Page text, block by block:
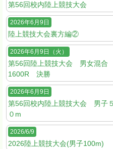
第56回校内陸上競技大会
2026年6月9日
陸上競技大会裏方編②
2026年6月9日（火）
第56回陸上競技大会 男女混合
1600R 決勝
2026年6月9日
第56回校内陸上競技大会 男子５
０m
2026/6/9
2026陸上競技大会(男子100m)